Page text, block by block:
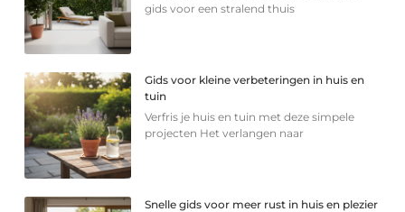
gids voor een stralend thuis
Gids voor kleine verbeteringen in huis en
tuin
Verfris je huis en tuin met deze simpele
projecten Het verlangen naar
Snelle gids voor meer rust in huis en plezier